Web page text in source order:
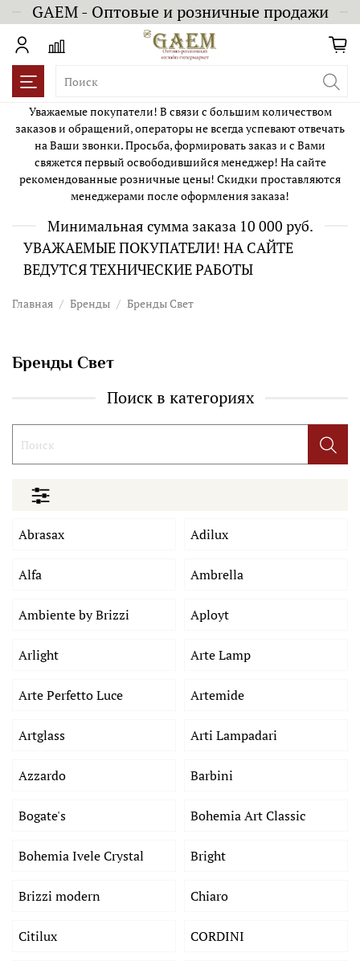
GAEM - Оптовые и розничные продажи
Уважаемые покупатели! В связи с большим количеством
заказов и обращений, операторы не всегда успевают отвечать
на Ваши звонки. Просьба, формировать заказ и с Вами
свяжется первый освободившийся менеджер! На сайте
рекомендованные розничные цены! Скидки проставляются
менеджерами после оформления заказа!
Минимальная сумма заказа 10 000 руб.
УВАЖАЕМЫЕ ПОКУПАТЕЛИ! НА САЙТЕ
ВЕДУТСЯ ТЕХНИЧЕСКИЕ РАБОТЫ
Главная Бренды Бренды Свет
Бренды Свет
Поиск в категориях
Abrasax Adilux
Alfa Ambrella
Ambiente by Brizzi Aployt
Arlight Arte Lamp
Arte Perfetto Luce Artemide
Artglass Arti Lampadari
Azzardo Barbini
Bogate's Bohemia Art Classic
Bohemia Ivele Crystal Bright
Brizzi modern Chiaro
Citilux CORDINI